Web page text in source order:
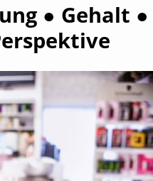
● Gehalt ●